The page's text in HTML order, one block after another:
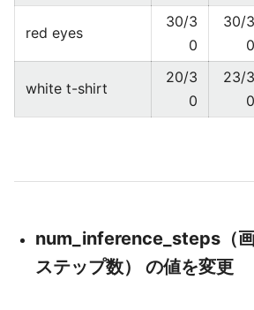
red eyes
30/3
0
30/3
0
white t-shirt
20/3
0
23/3
0
num_inference_steps（
ステップ数） の値を変更